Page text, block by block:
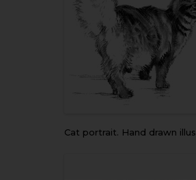
Cat portrait. Hand drawn